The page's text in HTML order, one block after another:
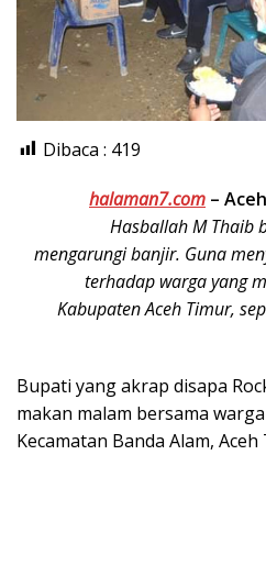
Dibaca : 419
halaman7.com –
Hasballah M Thaib
mengarungi banjir. Guna
terhadap warga yang
Kabupaten Aceh Timur,
Bupati yang akrap disapa
makan malam bersama
Kecamatan Banda Alam, Aceh